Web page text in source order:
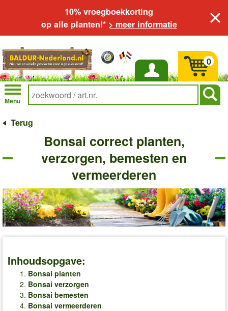
10% vroegboekkorting
op alle planten!* > meer informatie
Inloggen
Menu
0
Terug
Bonsai correct planten,
verzorgen, bemesten en
vermeerderen
Inhoudsopgave:
Bonsai planten
Bonsai verzorgen
Bonsai bemesten
Bonsai vermeerderen